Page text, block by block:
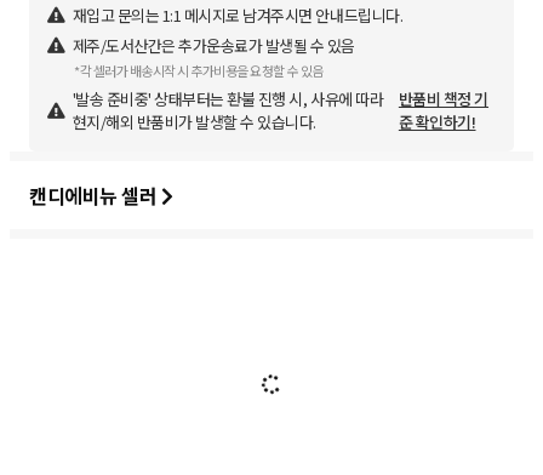
재입고 문의는 1:1 메시지로 남겨주시면 안내드립니다.
제주/도서산간은 추가운송료가 발생될 수 있음
*각 셀러가 배송시작 시 추가비용을 요청할 수 있음
'발송 준비중' 상태부터는 환불 진행 시, 사유에 따라
현지/해외 반품비가 발생할 수 있습니다.
반품비 책정 기
준 확인하기!
캔디에비뉴 셀러